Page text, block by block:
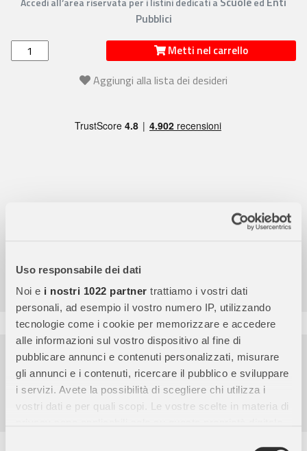
Uso responsabile dei dati
Noi e i nostri 1022 partner trattiamo i vostri dati
personali, ad esempio il vostro numero IP, utilizzando
tecnologie come i cookie per memorizzare e accedere
alle informazioni sul vostro dispositivo al fine di
pubblicare annunci e contenuti personalizzati, misurare
gli annunci e i contenuti, ricercare il pubblico e sviluppare
i servizi. Avete la possibilità di scegliere chi utilizza i
vostri dati e per quali scopi. Le vostre scelte in materia di
Pubblici
Metti nel carrello
Aggiungi alla lista dei desideri
4,7/5
9.857
Recensioni
Pagamenti sicuri
Garanzia e reso facili
Assistenza dal lunedì al venerdì